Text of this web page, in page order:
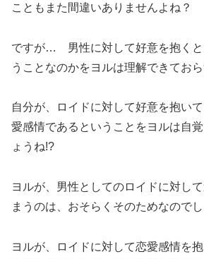
こともまた間違いありませんよね？
ですが… 男性に対して好意を抱くと
うことなのかをヨルは理解できてお
自分が、ロイドに対して好意を抱い
愛感情であるということをヨルは自
ょうね!?
ヨルが、男性としてのロイドに対し
まうのは、おそらくそのためなので
ヨルが、ロイドに対して恋愛感情を